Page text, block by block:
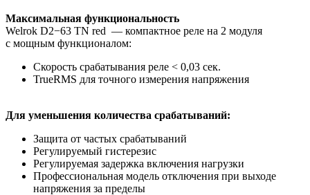
Максимальная функциональность
Welrok D2−63 TN red — компактное реле на 2 модуля
с мощным функционалом:
Скорость срабатывания реле < 0,03 сек.
TrueRMS для точного измерения напряжения
Для уменьшения количества срабатываний:
Защита от частых срабатываний
Регулируемый гистерезис
Регулируемая задержка включения нагрузки
Профессиональная модель отключения при выходе
напряжения за пределы